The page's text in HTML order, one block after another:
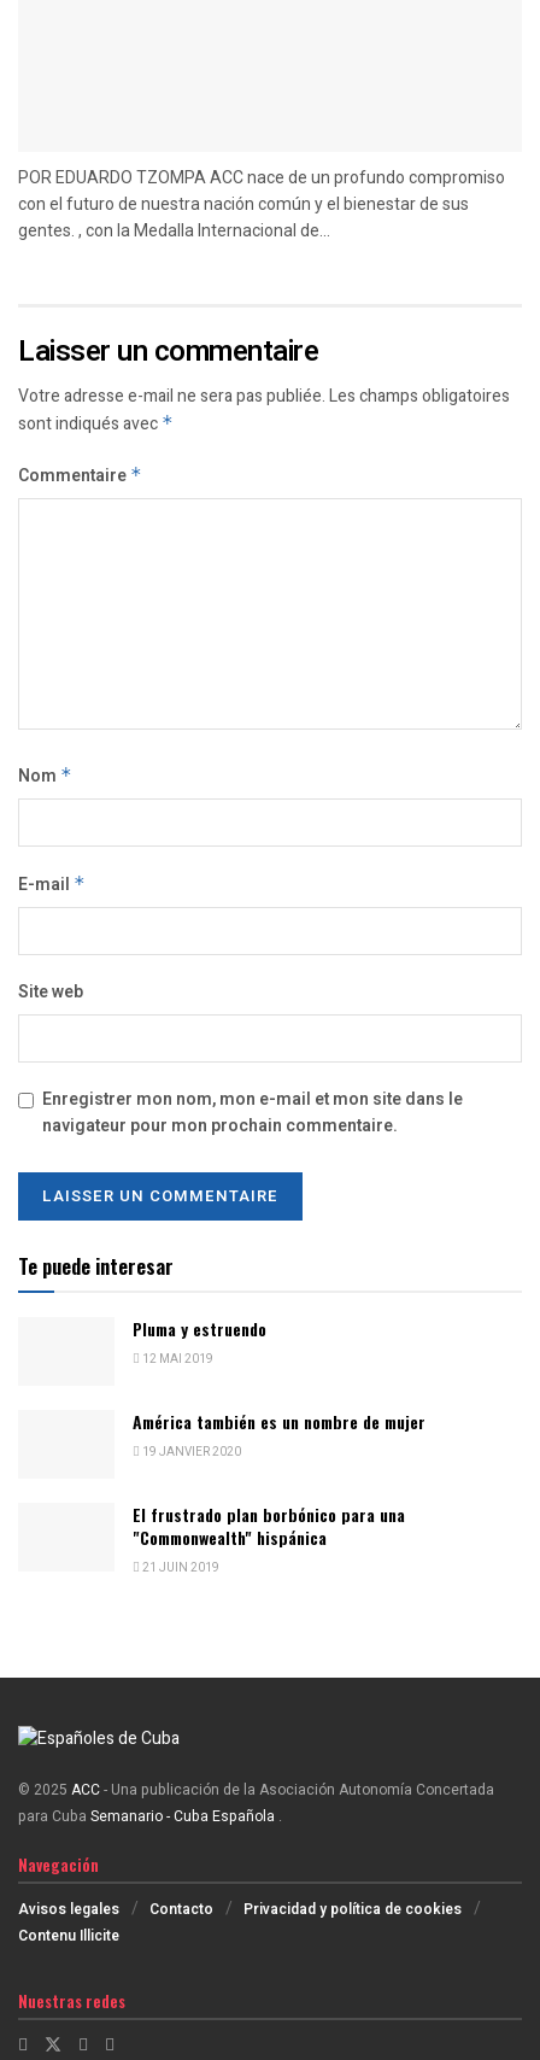
POR EDUARDO TZOMPA ACC nace de un profundo compromiso
con el futuro de nuestra nación común y el bienestar de sus
gentes. , con la Medalla Internacional de...
Laisser un commentaire
Votre adresse e-mail ne sera pas publiée.Les champs obligatoires
sont indiqués avec *
Commentaire *
Nom *
E-mail *
Site web
Enregistrer mon nom, mon e-mail et mon site dans le
navigateur pour mon prochain commentaire.
Te puede interesar
Pluma y estruendo
12 MAI 2019
América también es un nombre de mujer
19 JANVIER 2020
El frustrado plan borbónico para una
"Commonwealth" hispánica
21 JUIN 2019
© 2025 ACC- Una publicación de la Asociación Autonomía Concertada
para Cuba Semanario - Cuba Española .
Navegación
Avisos legales Contacto
Privacidad y política de cookies
Contenu Illicite
Nuestras redes